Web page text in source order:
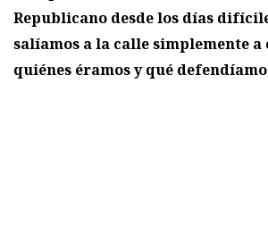
Republicano desde los días
salíamos a la calle simplemente
quiénes éramos y qué